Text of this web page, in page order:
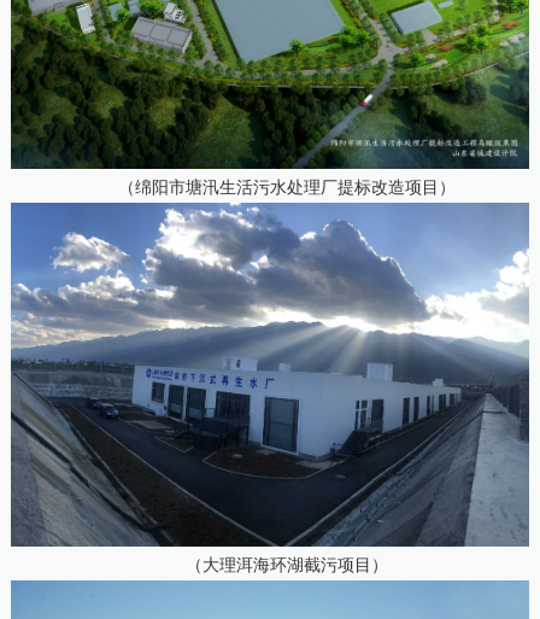
（绵阳市塘汛生活污水处理厂提标改造项目）
（大理洱海环湖截污项目）